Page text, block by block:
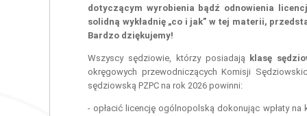
dotyczącym wyrobienia bądź odnowienia
solidną wykładnię „co i jak” w tej materii,
Bardzo dziękujemy!
Wszyscy sędziowie, którzy posiadają klasę
okręgowych przewodniczących Komisji
sędziowską PZPC na rok 2026 powinni:
- opłacić licencję ogólnopolską dokonując wpłaty na